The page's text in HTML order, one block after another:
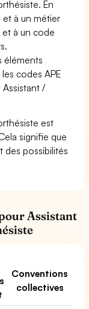
En
et à un métier
à un code
éléments
codes APE
/
est
signifie que
des possibilités
Assistant
Conventions
collectives